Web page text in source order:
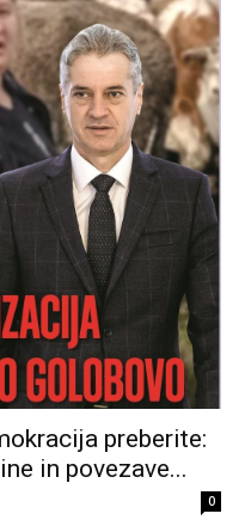
preberite:
in povezave...
0